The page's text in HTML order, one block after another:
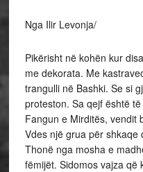
Nga Ilir Levonja/
Pikërisht në kohën kur
me dekorata. Me
trangulli në Bashki. Se si
proteston. Sa qejf është
Fangun e Mirditës, vendit
Vdes një grua për
Thonë nga mosha e
fëmijët. Sidomos vajza që